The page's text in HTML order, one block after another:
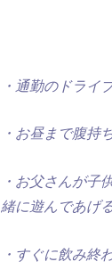
・通勤のドライ
・お昼まで腹持
・お父さんが子
緒に遊んであげ
・すぐに飲み終